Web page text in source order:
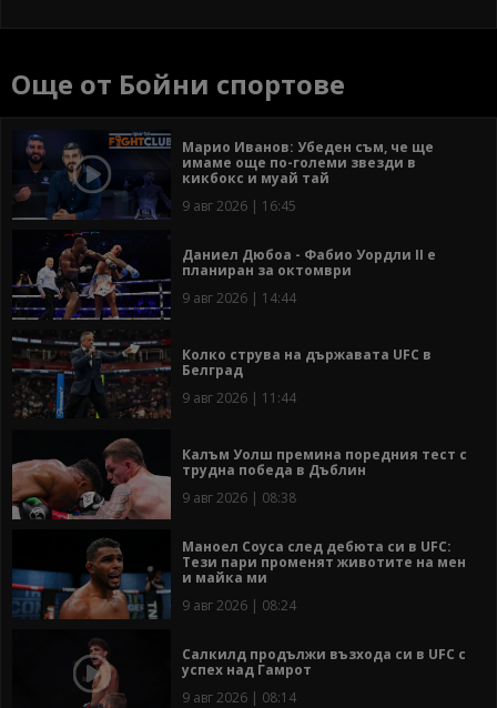
Още от Бойни спортове
Марио Иванов: Убеден съм, че ще
имаме още по-големи звезди в
кикбокс и муай тай
9 авг 2026 | 16:45
Даниел Дюбоа - Фабио Уордли II е
планиран за октомври
9 авг 2026 | 14:44
Колко струва на държавата UFC в
Белград
9 авг 2026 | 11:44
Калъм Уолш премина поредния тест с
трудна победа в Дъблин
9 авг 2026 | 08:38
Маноел Соуса след дебюта си в UFC:
Тези пари променят животите на мен
и майка ми
9 авг 2026 | 08:24
Салкилд продължи възхода си в UFC с
успех над Гамрот
9 авг 2026 | 08:14